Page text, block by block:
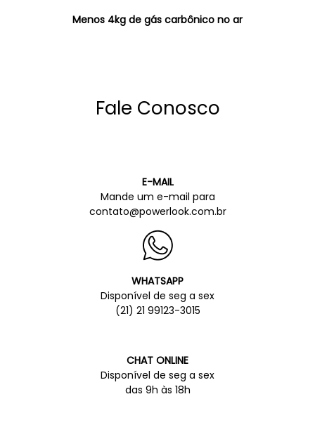
Menos 4kg de gás carbônico no ar
Fale Conosco
E-MAIL
Mande um e-mail para
contato@powerlook.com.br
WHATSAPP
Disponível de seg a sex
(21) 21 99123-3015
CHAT ONLINE
Disponível de seg a sex
das 9h às 18h